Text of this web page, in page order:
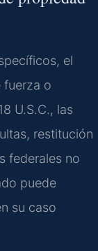
el
fuerza o
U.S.C., las
restitución
federales no
puede
su caso